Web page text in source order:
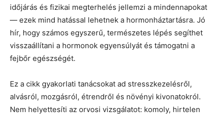
időjárás és fizikai megterhelés jellemzi a mindennapokat
— ezek mind hatással lehetnek a hormonháztartásra. Jó
hír, hogy számos egyszerű, természetes lépés segíthet
visszaállítani a hormonok egyensúlyát és támogatni a
fejbőr egészségét.
Ez a cikk gyakorlati tanácsokat ad stresszkezelésről,
alvásról, mozgásról, étrendről és növényi kivonatokról.
Nem helyettesíti az orvosi vizsgálatot: komoly, hirtelen